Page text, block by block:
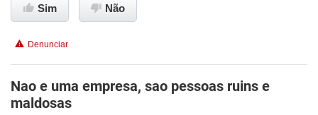
Benefícios
Recomenda esta empresa
Sim Não
Denunciar
Nao e uma empresa, sao pessoas ruins e
maldosas